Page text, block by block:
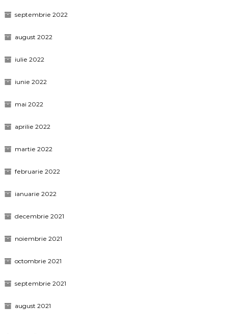
septembrie 2022
august 2022
iulie 2022
iunie 2022
mai 2022
aprilie 2022
martie 2022
februarie 2022
ianuarie 2022
decembrie 2021
noiembrie 2021
octombrie 2021
septembrie 2021
august 2021